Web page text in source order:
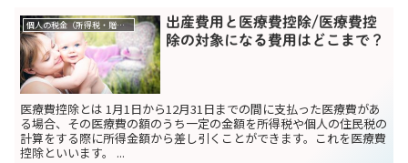
個人の税金（所得税・贈与税）
出産費用と医療費控除/医療費控
除の対象になる費用はどこまで？
医療費控除とは 1月1日から12月31日までの間に支払った医療費があ
る場合、その医療費の額のうち一定の金額を所得税や個人の住民税の
計算をする際に所得金額から差し引くことができます。これを医療費
控除といいます。 ...